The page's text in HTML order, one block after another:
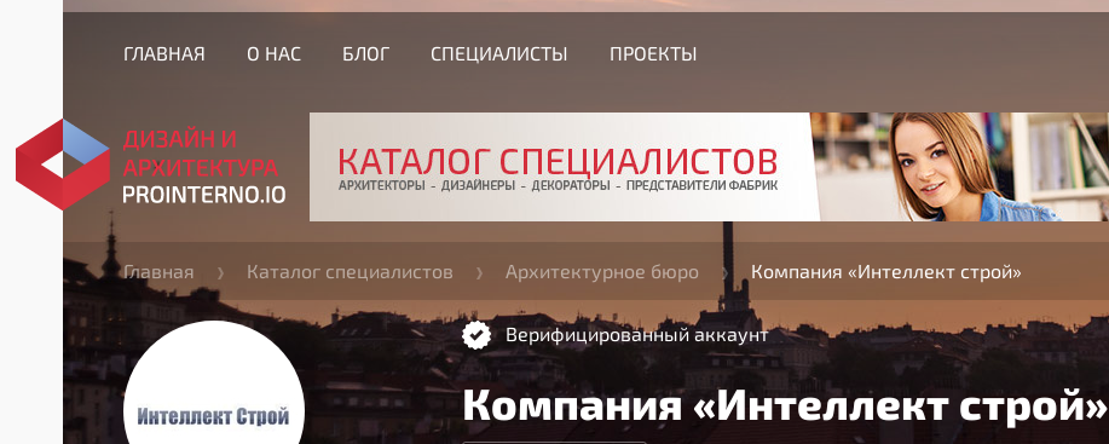
ГЛАВНАЯ О НАС БЛОГ СПЕЦИАЛИСТЫ ПРОЕКТЫ
Главная Каталог специалистов Архитектурное бюро Компания «Интеллект строй»
Верифицированный аккаунт
Компания «Интеллект строй»